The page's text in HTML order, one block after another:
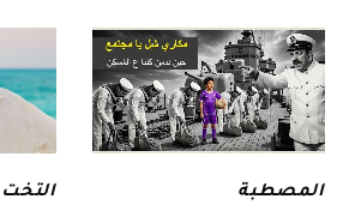
المصطبة التخت